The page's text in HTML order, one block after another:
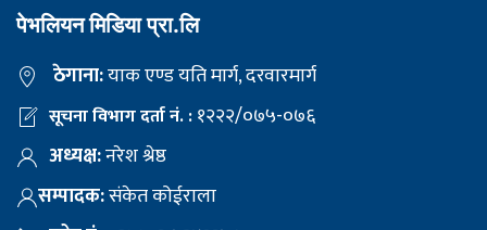
पेभलियन मिडिया प्रा.लि
ठेगाना:याक एण्ड यति मार्ग, दरवारमार्ग
सूचना विभाग दर्ता नं. :१२२२/०७५-०७६
अध्यक्ष:नरेश श्रेष्ठ
सम्पादक:संकेत कोईराला